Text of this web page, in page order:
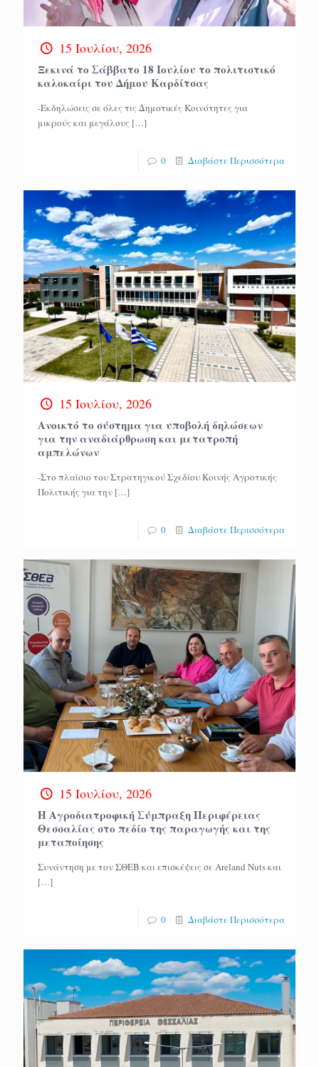
15 Ιουλίου, 2026
Ξεκινά το Σάββατο 18 Ιουλίου το πολιτιστικό
καλοκαίρι του Δήμου Καρδίτσας
-Εκδηλώσεις σε όλες τις Δημοτικές Κοινότητες για
μικρούς και μεγάλους […]
0 Διαβάστε Περισσότερα
15 Ιουλίου, 2026
Ανοικτό το σύστημα για υποβολή δηλώσεων
για την αναδιάρθρωση και μετατροπή
αμπελώνων
-Στο πλαίσιο του Στρατηγικού Σχεδίου Κοινής Αγροτικής
Πολιτικής για την […]
0 Διαβάστε Περισσότερα
15 Ιουλίου, 2026
Η Αγροδιατροφική Σύμπραξη Περιφέρειας
Θεσσαλίας στο πεδίο της παραγωγής και της
μεταποίησης
Συνάντηση με τον ΣΘΕΒ και επισκέψεις σε Areland Nuts και
[…]
0 Διαβάστε Περισσότερα